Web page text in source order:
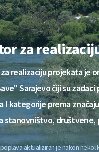
za
realizaciju projekata je
Sarajevo čiji su
I kategorije prema
stanovništvo,
aktualiziran je nakon